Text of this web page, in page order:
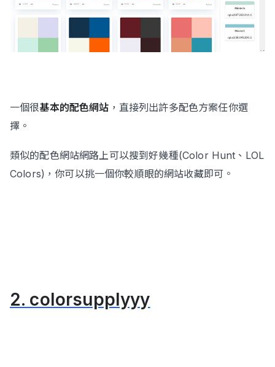
一個很基本的配色網站 ，直接列出許多配色方案任你選
擇。
類似的配色網站網路上可以搜到好幾種(Color Hunt、LOL
Colors)，你可以挑一個你較順眼的網站收藏即可。
2. colorsupplyyy